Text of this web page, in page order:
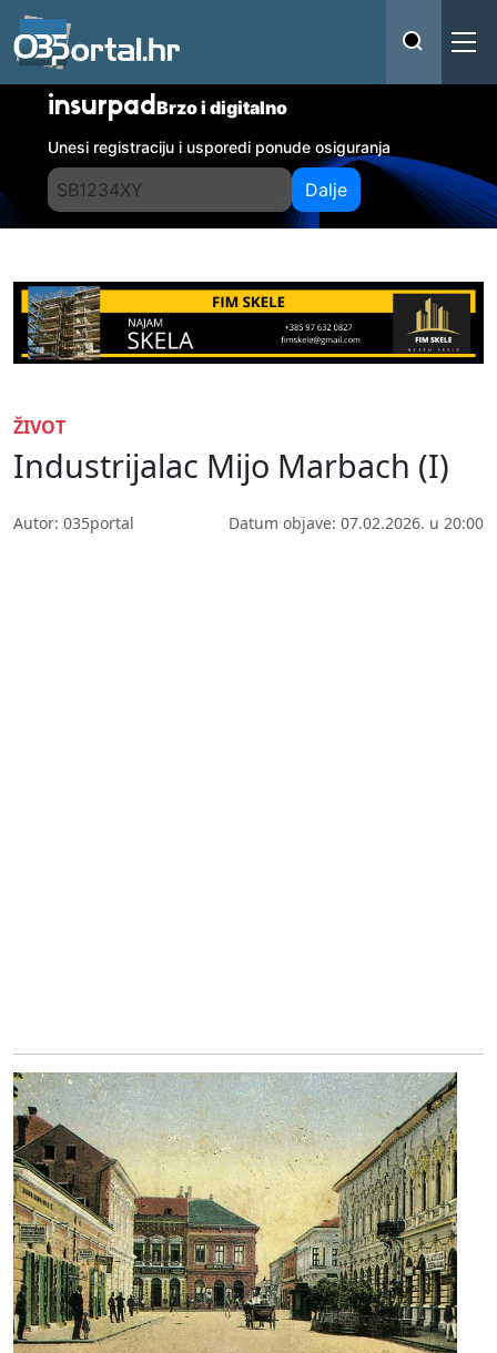
insurpadBrzo i digitalno
Unesi registraciju i usporedi ponude osiguranja
Dalje
ŽIVOT
Industrijalac Mijo Marbach (I)
Autor: 035portal Datum objave: 07.02.2026. u 20:00